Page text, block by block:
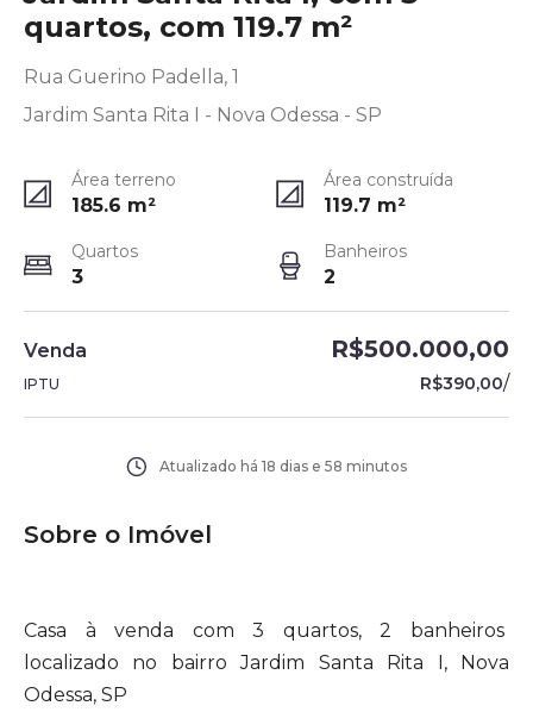
quartos, com 119.7 m²
Rua Guerino Padella, 1
Jardim Santa Rita I - Nova Odessa - SP
Área terreno
185.6 m²
Área construída
119.7 m²
Quartos
3
Banheiros
2
Venda R$500.000,00
IPTU R$390,00/
Atualizado há 18 dias e 58 minutos
Sobre o Imóvel
Casa à venda com 3 quartos, 2 banheiros
localizado no bairro Jardim Santa Rita I, Nova
Odessa, SP